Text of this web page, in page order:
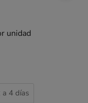
unidad
4 días